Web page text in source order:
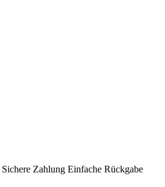
Sichere Zahlung Einfache Rückgabe